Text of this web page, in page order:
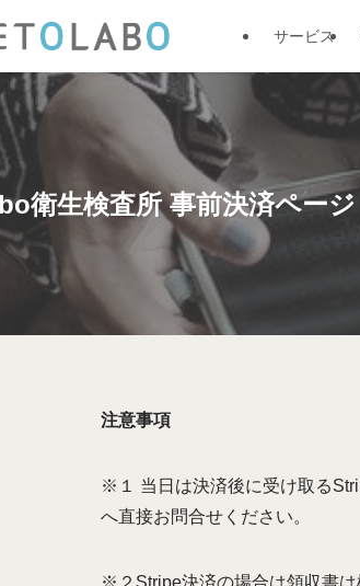
サービス
衛生検査所 事前決済ページ
注意事項
※１ 当日は決済後に受け取る
へ直接お問合せください。
※２Stripe決済の場合は領収書